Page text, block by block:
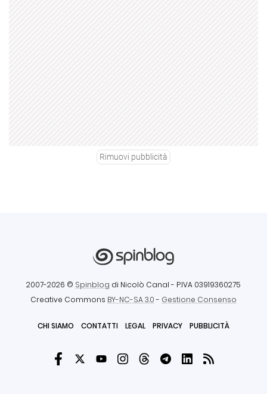
Rimuovi pubblicità
2007-2026 © Spinblog di Nicolò Canal - P.IVA 03919360275
Creative Commons BY-NC-SA 3.0- Gestione Consenso
CHI SIAMO CONTATTI LEGAL PRIVACY PUBBLICITÀ